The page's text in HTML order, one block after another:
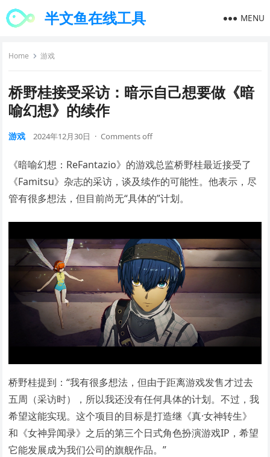
半文鱼在线工具 MENU
Home 游戏
桥野桂接受采访：暗示自己想要做《暗
喻幻想》的续作
游戏 2024年12月30日 · Comments off
《暗喻幻想：ReFantazio》的游戏总监桥野桂最近接受了
《Famitsu》杂志的采访，谈及续作的可能性。他表示，尽
管有很多想法，但目前尚无“具体的”计划。
桥野桂提到：“我有很多想法，但由于距离游戏发售才过去
五周（采访时），所以我还没有任何具体的计划。不过，我
希望这能实现。这个项目的目标是打造继《真·女神转生》
和《女神异闻录》之后的第三个日式角色扮演游戏IP，希望
它能发展成为我们公司的旗舰作品。”